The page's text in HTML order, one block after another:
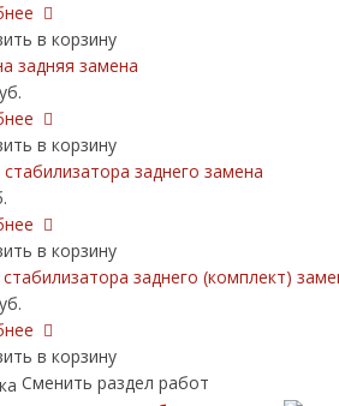
в корзину
задняя замена
в корзину
заднего замена
в корзину
заднего (комплект)
в корзину
Сменить раздел работ